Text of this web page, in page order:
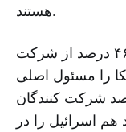
هستند.
در سایت موسسه گالوپ اعلام شد، ۴۶ درصد از شرکت
را مسئول اصلی
خوانند. از سوی دیگر ۱۳ درصد شرکت کنندگان
دولت ایران و ۹ درصد هم اسرائیل را در